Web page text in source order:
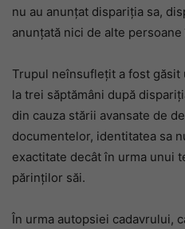
nu au anunțat dispariția sa,
anunțată nici de alte
Trupul neînsuflețit a fost
la trei săptămâni după
din cauza stării avansate de
documentelor, identitatea sa
exactitate decât în urma unui
părinților săi.
În urma autopsiei cadavrului,